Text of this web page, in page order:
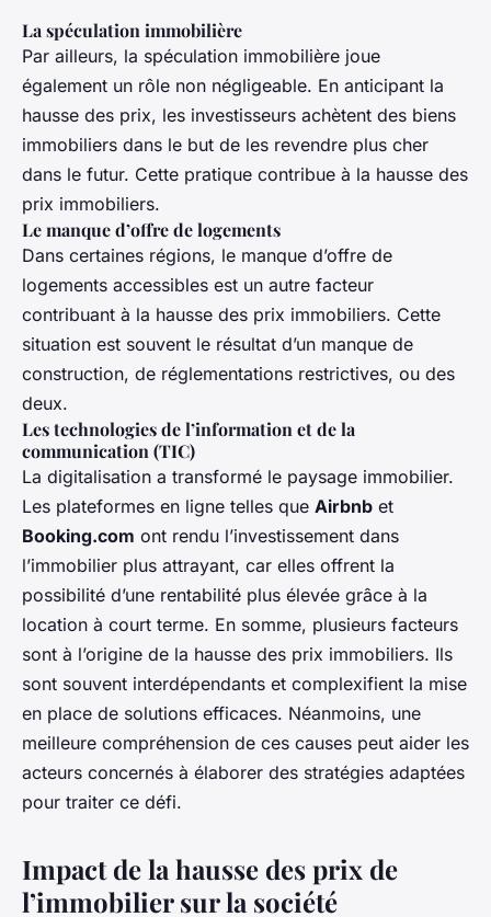
La spéculation immobilière
Par ailleurs, la spéculation immobilière joue
également un rôle non négligeable. En anticipant la
hausse des prix, les investisseurs achètent des biens
immobiliers dans le but de les revendre plus cher
dans le futur. Cette pratique contribue à la hausse des
prix immobiliers.
Le manque d’offre de logements
Dans certaines régions, le manque d’offre de
logements accessibles est un autre facteur
contribuant à la hausse des prix immobiliers. Cette
situation est souvent le résultat d’un manque de
construction, de réglementations restrictives, ou des
deux.
Les technologies de l’information et de la
communication (TIC)
La digitalisation a transformé le paysage immobilier.
Les plateformes en ligne telles que Airbnb et
Booking.com ont rendu l’investissement dans
l’immobilier plus attrayant, car elles offrent la
possibilité d’une rentabilité plus élevée grâce à la
location à court terme. En somme, plusieurs facteurs
sont à l’origine de la hausse des prix immobiliers. Ils
sont souvent interdépendants et complexifient la mise
en place de solutions efficaces. Néanmoins, une
meilleure compréhension de ces causes peut aider les
acteurs concernés à élaborer des stratégies adaptées
pour traiter ce défi.
Impact de la hausse des prix de
l’immobilier sur la société